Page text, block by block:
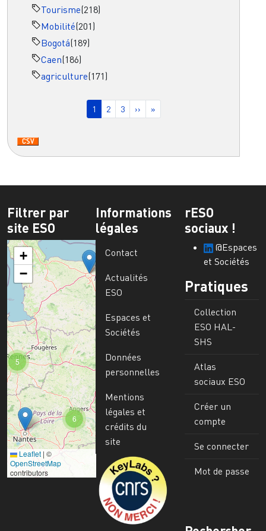
Tourisme(218)
Mobilité(201)
Bogotá(189)
Caen(186)
agriculture(171)
Page courante
1 Page
2 Page
3 Page suivante
›› Dernière page
»
Filtrer par
site ESO
6
5
+
−
Leaflet | ©
OpenStreetMap
contributors
Informations
légales
Contact
Actualités
ESO
Espaces et
Sociétés
Données
personnelles
Mentions
légales et
crédits du
site
Image
rESO
sociaux !
@Espaces
et Sociétés
Pratiques
Collection
ESO HAL-
SHS
Atlas
sociaux ESO
Créer un
compte
Se connecter
Mot de passe